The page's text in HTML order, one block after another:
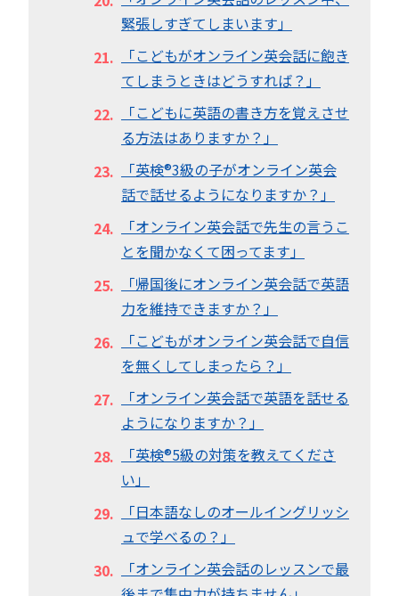
緊張しすぎてしまいます」
「こどもがオンライン英会話に飽き
てしまうときはどうすれば？」
「こどもに英語の書き方を覚えさせ
る方法はありますか？」
「英検®︎3級の子がオンライン英会
話で話せるようになりますか？」
「オンライン英会話で先生の言うこ
とを聞かなくて困ってます」
「帰国後にオンライン英会話で英語
力を維持できますか？」
「こどもがオンライン英会話で自信
を無くしてしまったら？」
「オンライン英会話で英語を話せる
ようになりますか？」
「英検®︎5級の対策を教えてくださ
い」
「日本語なしのオールイングリッシ
ュで学べるの？」
「オンライン英会話のレッスンで最